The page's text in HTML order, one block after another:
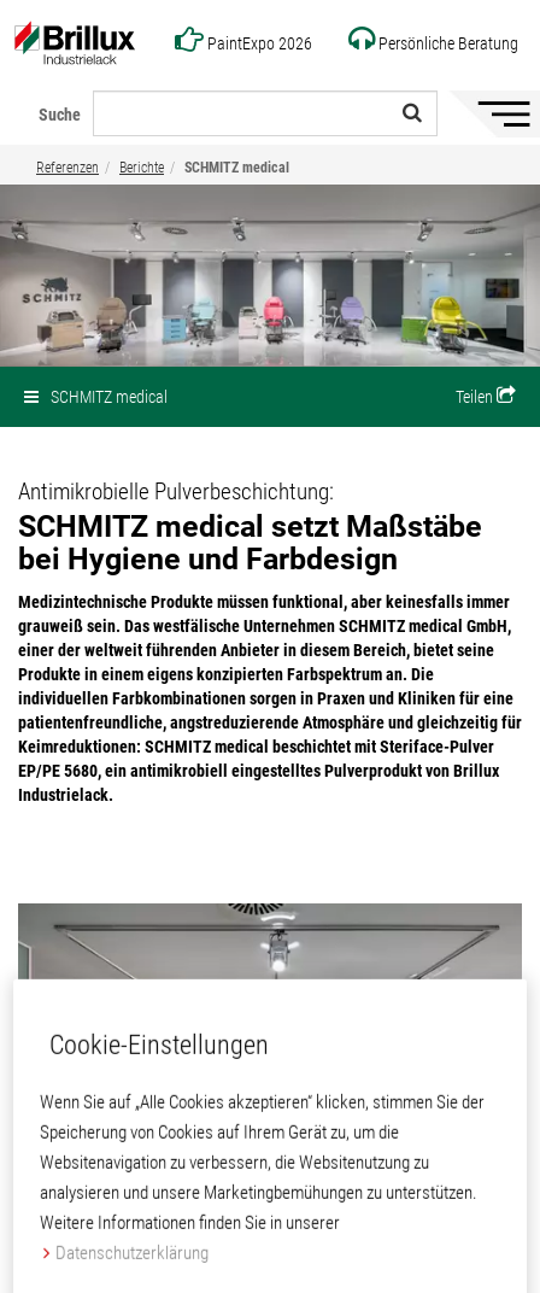
PaintExpo 2026 Persönliche Beratung
Suche
Referenzen Berichte SCHMITZ medical
Teilen
SCHMITZ medical
Antimikrobielle Pulverbeschichtung:
SCHMITZ medical setzt Maßstäbe
bei Hygiene und Farbdesign
Medizintechnische Produkte müssen funktional, aber keinesfalls immer
grauweiß sein. Das westfälische UnternehmenSCHMITZ medical GmbH,
einer der weltweit führenden Anbieter in diesem Bereich, bietet seine
Produkte in einem eigens konzipierten Farbspektrum an. Die
individuellen Farbkombinationen sorgen in Praxen und Kliniken für eine
patientenfreundliche, angstreduzierende Atmosphäre und gleichzeitig für
Keimreduktionen: SCHMITZ medical beschichtet mit Steriface-Pulver
EP/PE 5680, ein antimikrobiell eingestelltes Pulverprodukt von Brillux
Industrielack.
SCHMITZ medical aus Südwestfalen gehört international zu den
Cookie-Einstellungen
Wenn Sie auf „Alle Cookies akzeptieren“ klicken, stimmen Sie der
Speicherung von Cookies auf Ihrem Gerät zu, um die
Websitenavigation zu verbessern, die Websitenutzung zu
analysieren und unsere Marketingbemühungen zu unterstützen.
Weitere Informationen finden Sie in unserer
Datenschutzerklärung